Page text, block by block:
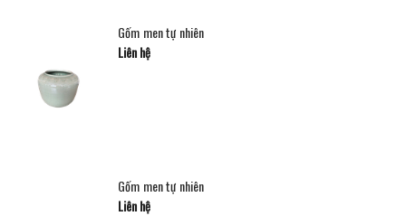
Gốm men tự nhiên
Liên hệ
Gốm men tự nhiên
Liên hệ